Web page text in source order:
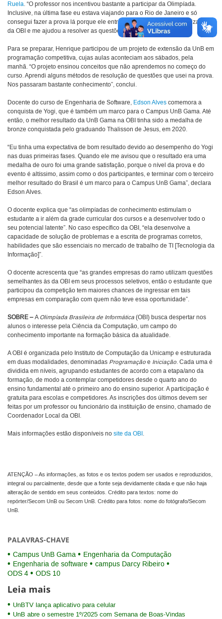
Ruela. “O professor nos incentivou bastante a participar da Olimpíada.
Inclusive, na última fase eu estava viajando para o Rio de Janeiro e só
consegui fazer a prova lá porque ele entrou em contato com o organizador
da OBI e me ajudou a resolver as questões burocráticas”, conta.
Para se preparar, Henrique participou de um projeto de extensão da UnB em
programação competitiva, cujas aulas aconteciam aos sábados, pela
manhã. “O projeto ensinou conceitos que não aprendemos no começo do
curso. Aprendi alguns métodos de resolução de questões que usei na prova.
Nos passaram bastante conhecimento”, conclui.
Docente do curso de Engenharia de Software, Edson Alves comemora a
conquista de Yogi, que é também um marco para o Campus UnB Gama. Até
então, o melhor resultado da UnB Gama na OBI tinha sido a medalha de
bronze conquistada pelo graduando Thalisson de Jesus, em 2020.
“Eu tinha uma expectativa de bom resultado devido ao desempenho do Yogi
nas duas primeiras fases. Quando ele me avisou que o resultado era uma
medalha de ouro foi uma grande satisfação, porque o nível da prova e do
evento é altíssimo, assim como o dos participantes, e terminar com o terceiro
melhor resultado do Brasil é um marco para o Campus UnB Gama”, declara
Edson Alves.
O docente explica que “as olimpíadas de conhecimento estimulam o
estudante a ir além da grade curricular dos cursos e a desenvolver todo o
seu potencial latente”. No caso específico da OBI, “ela desenvolve a
capacidade de solução de problemas e a escrita de programas corretos,
habilidades que são essenciais no mercado de trabalho de TI [Tecnologia da
Informação]”.
O docente acrescenta que “as grandes empresas do ramo utilizam questões
semelhantes às da OBI em seus processos seletivos, então o estudante que
participou da competição tem maiores chances de ingressar em tais
empresas em comparação com quem não teve essa oportunidade”.
SOBRE –A Olimpíada Brasileira de Informática (OBI) busca despertar nos
alunos o interesse pela Ciência da Computação, um campo do
conhecimento importante na formação básica da atualidade.
A OBI é organizada pelo Instituto de Computação da Unicamp e estruturada
em duas modalidades, denominadas Programação e Iniciação. Cada uma é
dividida em níveis, agrupando estudantes de acordo com a etapa/ano da
formação, de modo a contemplar competidores desde o quarto ano do
ensino fundamental até o primeiro ano do ensino superior. A participação é
gratuita para escolas e competidores. As inscrições dos últimos devem ser
feitas por um professor ou funcionário da instituição de ensino, chamado de
Coordenador Local da OBI.
Mais informações estão disponíveis no site da OBI.
ATENÇÃO – As informações, as fotos e os textos podem ser usados e reproduzidos,
integral ou parcialmente, desde que a fonte seja devidamente citada e que não haja
alteração de sentido em seus conteúdos. Crédito para textos: nome do
repórter/Secom UnB ou Secom UnB. Crédito para fotos: nome do fotógrafo/Secom
UnB.
PALAVRAS-CHAVE
Campus UnB Gama
Engenharia da Computação
Engenharia de software
campus Darcy Ribeiro
ODS 4
ODS 10
Leia mais
UnBTV lança aplicativo para celular
UnB abre o semestre 1º/2025 com Semana de Boas-Vindas